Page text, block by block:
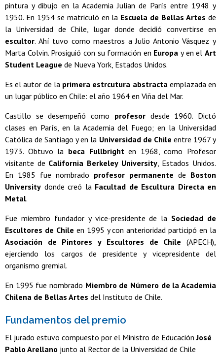
pintura y dibujo en la Academia Julian de París entre 1948 y
1950. En 1954 se matriculó en la Escuela de Bellas Artes de
la Universidad de Chile, lugar donde decidió convertirse en
escultor. Ahí tuvo como maestros a Julio Antonio Vásquez y
Marta Colvin. Prosiguió con su formación en Europa y en elArt
Student League de Nueva York, Estados Unidos.
Es el autor de la primera estrcutura abstractaemplazada en
un lugar público en Chile: el año 1964 en Viña del Mar.
Castillo se desempeñó como profesordesde 1960. Dictó
clases en París, en la Academia del Fuego; en la Universidad
Católica de Santiago y en la Universidad de Chile entre 1967 y
1973. Obtuvo la beca Fullbrighten 1968, como Profesor
visitante de California Berkeley University, Estados Unidos.
En 1985 fue nombrado profesor permanente de Boston
University donde creó laFacultad de Escultura Directa en
Metal.
Fue miembro fundador y vice-presidente de la Sociedad de
Escultores de Chile en 1995 y con anterioridad participó en la
Asociación de Pintores y Escultores de Chile (APECH),
ejerciendo los cargos de presidente y vicepresidente del
organismo gremial.
En 1995 fue nombrado Miembro de Número de la Academia
Chilena de Bellas Artes del Instituto de Chile.
Fundamentos del premio
El jurado estuvo compuesto por el Ministro de EducaciónJosé
Pablo Arellano junto al Rector de la Universidad de Chile